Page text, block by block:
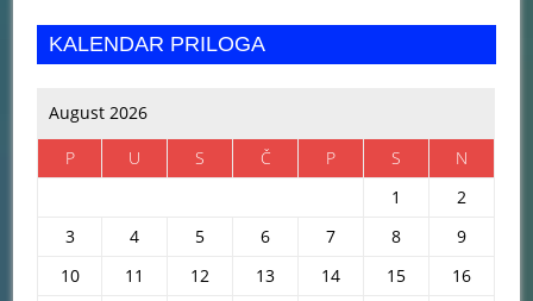
KALENDAR PRILOGA
August 2026
P
U S Č P S
N
1
2
3
4 5 6 7 8
9
10
11 12 13 14 15
16